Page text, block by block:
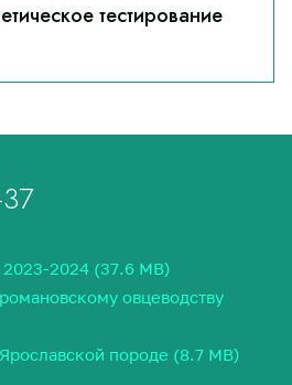
тестирование
2024 (37.6 MB)
овцеводству
породе (8.7 MB)